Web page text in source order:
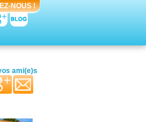
NOUS !
ami(e)s
famille